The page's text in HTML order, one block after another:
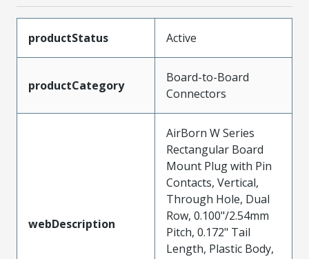
productStatus Active
productCategory
Board-to-Board
Connectors
webDescription
AirBorn W Series
Rectangular Board
Mount Plug with Pin
Contacts, Vertical,
Through Hole, Dual
Row, 0.100"/2.54mm
Pitch, 0.172" Tail
Length, Plastic Body,